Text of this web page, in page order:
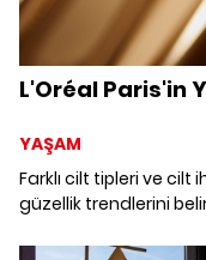
L'Oréal Paris'in
YAŞAM
Farklı cilt tipleri ve cilt
güzellik trendlerini